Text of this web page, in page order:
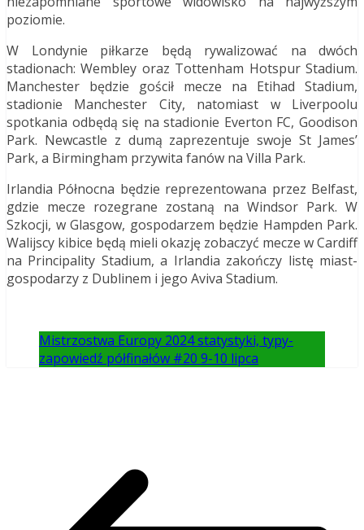
poziomie.
W Londynie piłkarze będą rywalizować na dwóch
stadionach: Wembley oraz Tottenham Hotspur Stadium.
Manchester będzie gościł mecze na Etihad Stadium,
stadionie Manchester City, natomiast w Liverpoolu
spotkania odbędą się na stadionie Everton FC, Goodison
Park. Newcastle z dumą zaprezentuje swoje St James’
Park, a Birmingham przywita fanów na Villa Park.
Irlandia Północna będzie reprezentowana przez Belfast,
gdzie mecze rozegrane zostaną na Windsor Park. W
Szkocji, w Glasgow, gospodarzem będzie Hampden Park.
Walijscy kibice będą mieli okazję zobaczyć mecze w Cardiff
na Principality Stadium, a Irlandia zakończy listę miast-
gospodarzy z Dublinem i jego Aviva Stadium.
Mistrzostwa Europy 2024 statystyki, typy-
zapowiedź półfinałów #20 9-10 lipca